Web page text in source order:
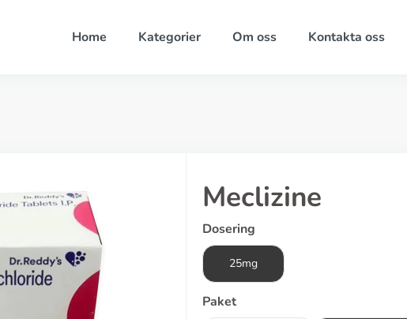
Home Kategorier Om oss Kontakta oss
Meclizine
Dosering
25mg
Paket